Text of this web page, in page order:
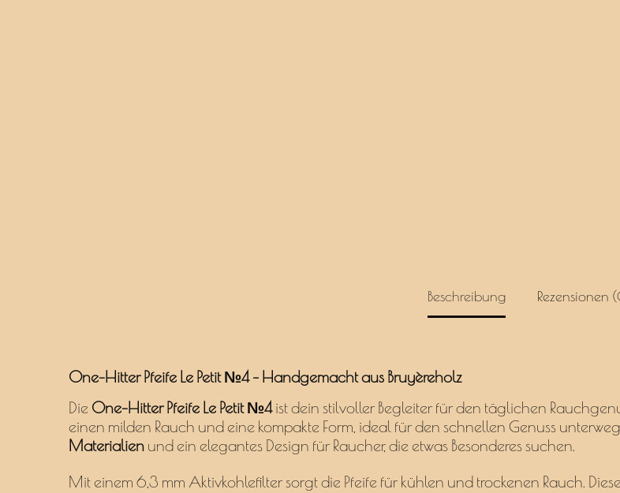
Beschreibung Rezensionen
One-Hitter Pfeife Le Petit №4 – Handgemacht aus Bruyèreholz
Die One-Hitter Pfeife Le Petit №4ist dein stilvoller Begleiter für den täglichen
einen milden Rauch und eine kompakte Form, ideal für den schnellen Genuss
Materialien und ein elegantes Design für Raucher, die etwas Besonderes suchen.
Mit einem 6,3 mm Aktivkohlefilter sorgt die Pfeife für kühlen und trockenen Rauch.